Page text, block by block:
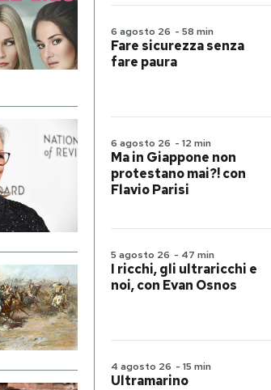
6 agosto 26 - 58 min
Fare sicurezza senza
fare paura
6 agosto 26 - 12 min
Ma in Giappone non
protestano mai?! con
Flavio Parisi
5 agosto 26 - 47 min
I ricchi, gli ultraricchi e
noi, con Evan Osnos
4 agosto 26 - 15 min
Ultramarino